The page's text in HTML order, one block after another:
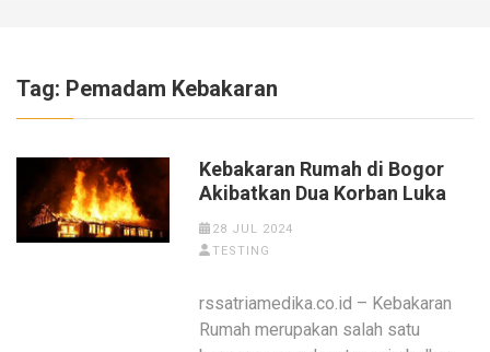
Tag: Pemadam Kebakaran
Kebakaran Rumah di Bogor
Akibatkan Dua Korban Luka
28 JUL 2024
TESTING
rssatriamedika.co.id – Kebakaran
Rumah merupakan salah satu